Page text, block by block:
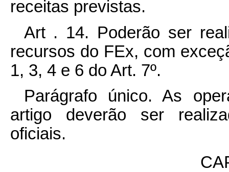
receitas previstas.
Art . 14. Poderão ser
recursos do FEx, com
1, 3, 4 e 6 do Art. 7º.
Parágrafo único. As
artigo deverão ser
oficiais.